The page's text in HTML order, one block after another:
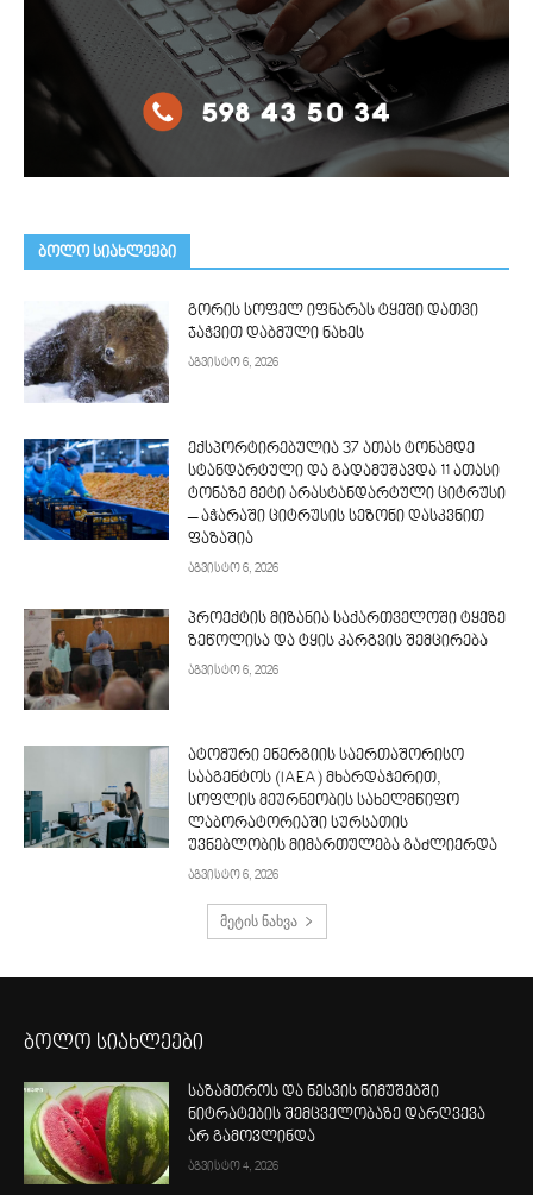
ᲑᲝᲚᲝ ᲡᲘᲐᲮᲚᲔᲔᲑᲘ
გორის სოფელ იფნარას ტყეში დათვი
ჯაჭვით დაბმული ნახეს
აგვისტო 6, 2026
ექსპორტირებულია 37 ათას ტონამდე
სტანდარტული და გადამუშავდა 11 ათასი
ტონაზე მეტი არასტანდარტული ციტრუსი
– აჭარაში ციტრუსის სეზონი დასკვნით
ფაზაშია
აგვისტო 6, 2026
პროექტის მიზანია საქართველოში ტყეზე
ზეწოლისა და ტყის კარგვის შემცირება
აგვისტო 6, 2026
ატომური ენერგიის საერთაშორისო
სააგენტოს (IAEA) მხარდაჭერით,
სოფლის მეურნეობის სახელმწიფო
ლაბორატორიაში სურსათის
უვნებლობის მიმართულება გაძლიერდა
აგვისტო 6, 2026
მეტის ნახვა
ბოლო სიახლეები
საზამთროს და ნესვის ნიმუშებში
ნიტრატების შემცველობაზე დარღვევა
არ გამოვლინდა
აგვისტო 4, 2026